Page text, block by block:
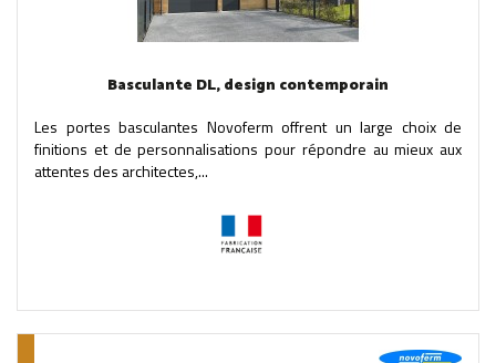
Basculante DL, design contemporain
Les portes basculantes Novoferm offrent un large choix de
finitions et de personnalisations pour répondre au mieux aux
attentes des architectes,...